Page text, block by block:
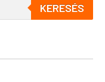
KERESÉS